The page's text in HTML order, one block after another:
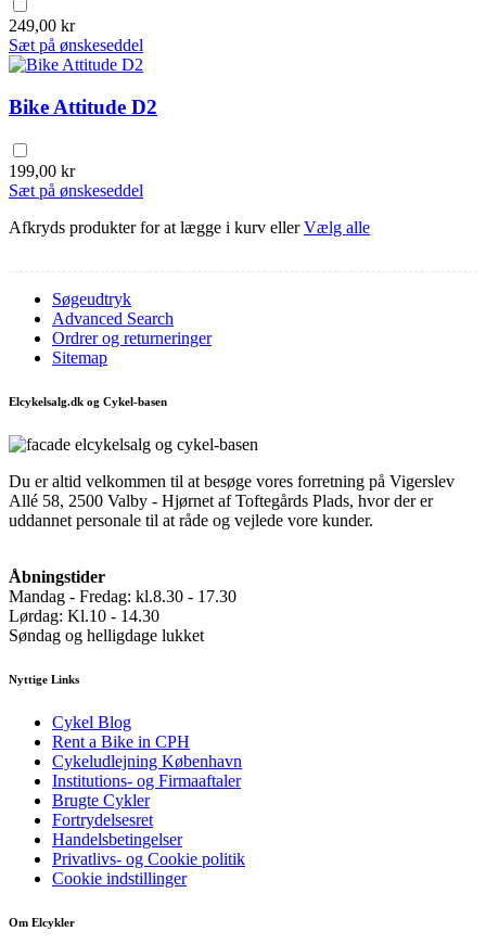
249,00 kr
Sæt på ønskeseddel
Bike Attitude D2
199,00 kr
Sæt på ønskeseddel
Afkryds produkter for at lægge i kurv ellerVælg alle
Søgeudtryk
Advanced Search
Ordrer og returneringer
Sitemap
Elcykelsalg.dk og Cykel-basen
Du er altid velkommen til at besøge vores forretning på Vigerslev
Allé 58, 2500 Valby - Hjørnet af Toftegårds Plads, hvor der er
uddannet personale til at råde og vejlede vore kunder.
Åbningstider
Mandag - Fredag: kl.8.30 - 17.30
Lørdag: Kl.10 - 14.30
Søndag og helligdage lukket
Nyttige Links
Cykel Blog
Rent a Bike in CPH
Cykeludlejning København
Institutions- og Firmaaftaler
Brugte Cykler
Fortrydelsesret
Handelsbetingelser
Privatlivs- og Cookie politik
Cookie indstillinger
Om Elcykler